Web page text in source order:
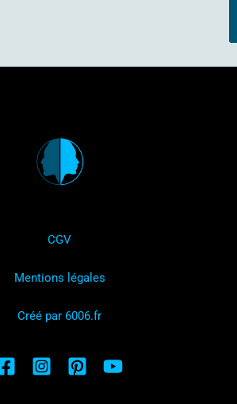
CGV
Mentions légales
Créé par 6006.fr